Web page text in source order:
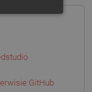
GitHub